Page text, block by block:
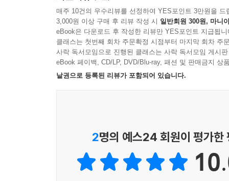
것입니다. 우리는 이 목표를 2030년까지 달성해야
이 책에는 세계 곳곳에서 지속가능발전목표,
개구리 서식지를 선택하고, 배고픈 독수리에게
않으며, 좋은 아이디어로 못생긴 채소를 활용하는
우리는 환경 재난 시대를 맞아 기후 위기, 생물 다
우리 모두에게 중요한 문제이며, 특히 기후 위기
매주 10건의 우수리뷰를 선정하여 YES포인트 3만원을 드
3,000원 이상 구매 후 리뷰 작성 시 일반회원 300원, 마니
eBook은 다운로드 후 작성한 리뷰만 YES포인트 지급됩니
클래스는 첫번째 회차 주문확정 시점부터 마지막 회차 주
사락 독서모임으로 진행된 클래스는 사락 독서모임 게시
eBook 페이백, CD/LP, DVD/Blu-ray, 패션 및 판매금지 상
낱권으로 등록된 리뷰가 포함되어 있습니다.
2명의 예스24 회원이 평가한